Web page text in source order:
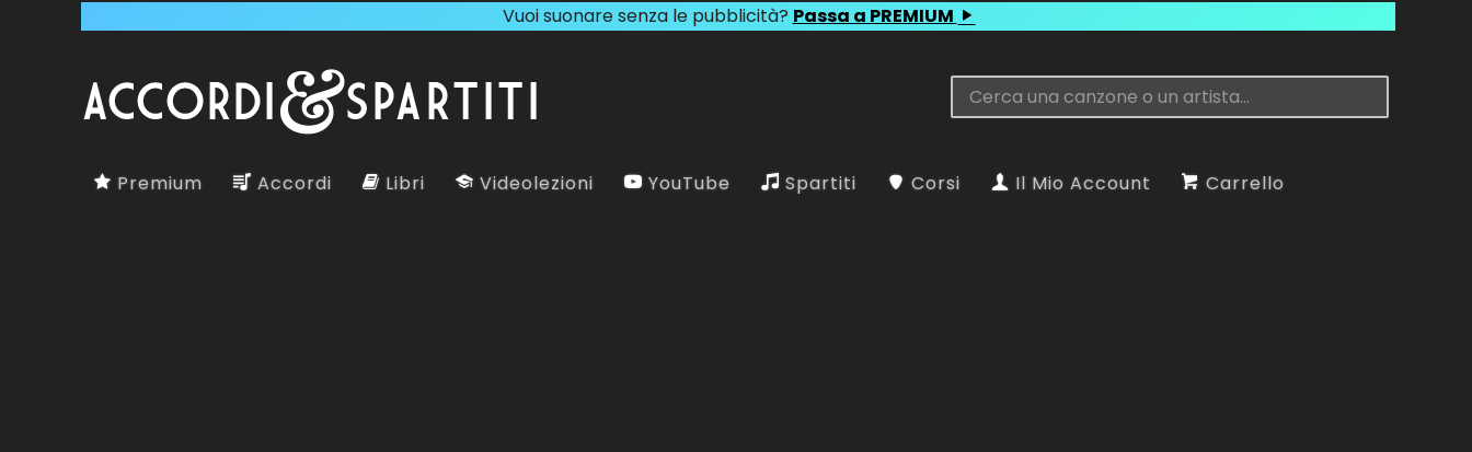
Vuoi suonare senza le pubblicità? Passa a PREMIUM
Premium Accordi Libri Videolezioni YouTube Spartiti Corsi Il Mio Account Carrello